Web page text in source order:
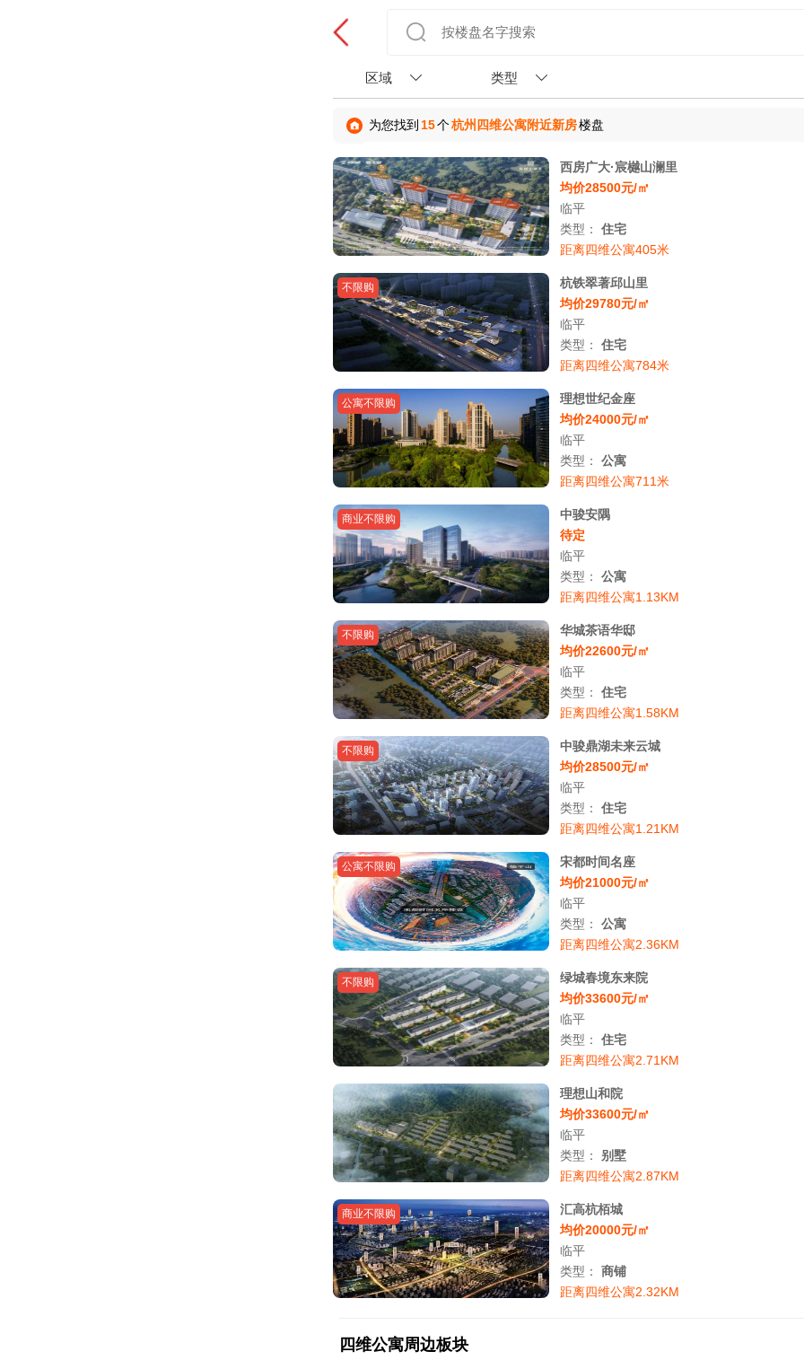
区域 类型
为您找到 15个杭州四维公寓附近新房楼盘
西房广大·宸樾山澜里
均价28500元/㎡
临平
类型： 住宅
距离四维公寓405米
不限购
杭铁翠著邱山里
均价29780元/㎡
临平
类型： 住宅
距离四维公寓784米
公寓不限购
理想世纪金座
均价24000元/㎡
临平
类型： 公寓
距离四维公寓711米
商业不限购
中骏安隅
待定
临平
类型： 公寓
距离四维公寓1.13KM
不限购
华城茶语华邸
均价22600元/㎡
临平
类型： 住宅
距离四维公寓1.58KM
不限购
中骏鼎湖未来云城
均价28500元/㎡
临平
类型： 住宅
距离四维公寓1.21KM
公寓不限购
宋都时间名座
均价21000元/㎡
临平
类型： 公寓
距离四维公寓2.36KM
不限购
绿城春境东来院
均价33600元/㎡
临平
类型： 住宅
距离四维公寓2.71KM
理想山和院
均价33600元/㎡
临平
类型： 别墅
距离四维公寓2.87KM
商业不限购
汇高杭栢城
均价20000元/㎡
临平
类型： 商铺
距离四维公寓2.32KM
四维公寓周边板块